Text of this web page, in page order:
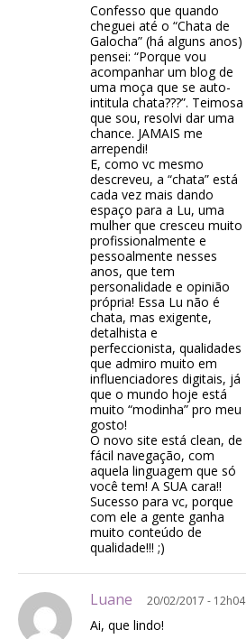
Confesso que quando
cheguei até o “Chata de
Galocha” (há alguns anos)
pensei: “Porque vou
acompanhar um blog de
uma moça que se auto-
intitula chata???”. Teimosa
que sou, resolvi dar uma
chance. JAMAIS me
arrependi!
E, como vc mesmo
descreveu, a “chata” está
cada vez mais dando
espaço para a Lu, uma
mulher que cresceu muito
profissionalmente e
pessoalmente nesses
anos, que tem
personalidade e opinião
própria! Essa Lu não é
chata, mas exigente,
detalhista e
perfeccionista, qualidades
que admiro muito em
influenciadores digitais, já
que o mundo hoje está
muito “modinha” pro meu
gosto!
O novo site está clean, de
fácil navegação, com
aquela linguagem que só
você tem! A SUA cara!!
Sucesso para vc, porque
com ele a gente ganha
muito conteúdo de
qualidade!!! ;)
Luane 20/02/2017 - 12h04
Ai, que lindo!